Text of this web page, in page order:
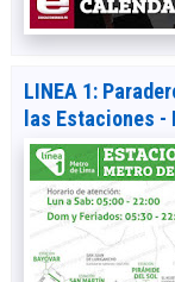
LINEA 1:
las Estaciones -